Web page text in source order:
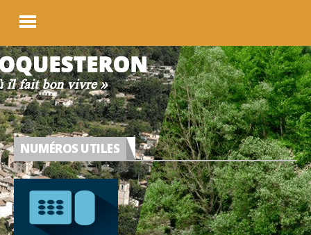
NUMÉROS UTILES